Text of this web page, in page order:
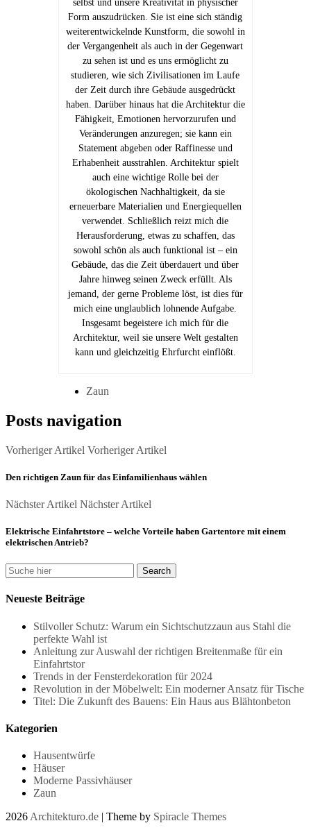
selbst und unsere Kreativität in physischer
Form auszudrücken. Sie ist eine sich ständig
weiterentwickelnde Kunstform, die sowohl in
der Vergangenheit als auch in der Gegenwart
zu sehen ist und es uns ermöglicht zu
studieren, wie sich Zivilisationen im Laufe
der Zeit durch ihre Gebäude ausgedrückt
haben. Darüber hinaus hat die Architektur die
Fähigkeit, Emotionen hervorzurufen und
Veränderungen anzuregen; sie kann ein
Statement abgeben oder Raffinesse und
Erhabenheit ausstrahlen. Architektur spielt
auch eine wichtige Rolle bei der
ökologischen Nachhaltigkeit, da sie
erneuerbare Materialien und Energiequellen
verwendet. Schließlich reizt mich die
Herausforderung, etwas zu schaffen, das
sowohl schön als auch funktional ist – ein
Gebäude, das die Zeit überdauert und über
Jahre hinweg seinen Zweck erfüllt. Als
jemand, der gerne Probleme löst, ist dies für
mich eine unglaublich lohnende Aufgabe.
Insgesamt begeistere ich mich für die
Architektur, weil sie unsere Welt gestalten
kann und gleichzeitig Ehrfurcht einflößt.
Zaun
Posts navigation
Vorheriger Artikel Vorheriger Artikel
Den richtigen Zaun für das Einfamilienhaus wählen
Nächster Artikel Nächster Artikel
Elektrische Einfahrtstore – welche Vorteile haben Gartentore mit einem
elektrischen Antrieb?
Neueste Beiträge
Stilvoller Schutz: Warum ein Sichtschutzzaun aus Stahl die
perfekte Wahl ist
Anleitung zur Auswahl der richtigen Breitenmaße für ein
Einfahrtstor
Trends in der Fensterdekoration für 2024
Revolution in der Möbelwelt: Ein moderner Ansatz für Tische
Titel: Die Zukunft des Bauens: Ein Haus aus Blähtonbeton
Kategorien
Hausentwürfe
Häuser
Moderne Passivhäuser
Zaun
2026 Architekturo.de | Theme by Spiracle Themes